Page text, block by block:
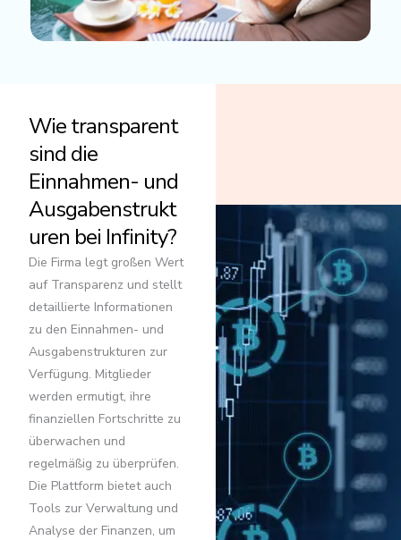
Wie transparent
sind die
Einnahmen- und
Ausgabenstrukt
uren bei Infinity?
Die Firma legt großen Wert
auf Transparenz und stellt
detaillierte Informationen
zu den Einnahmen- und
Ausgabenstrukturen zur
Verfügung. Mitglieder
werden ermutigt, ihre
finanziellen Fortschritte zu
überwachen und
regelmäßig zu überprüfen.
Die Plattform bietet auch
Tools zur Verwaltung und
Analyse der Finanzen, um